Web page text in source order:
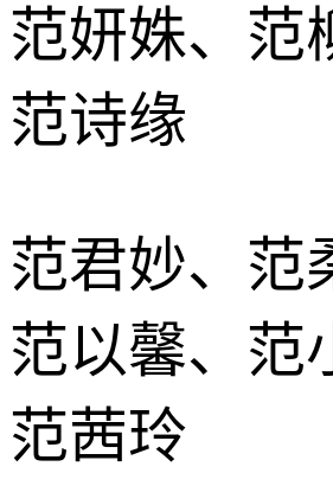
范妍姝、范
范诗缘
范君妙、范
范以馨、范
范茜玲